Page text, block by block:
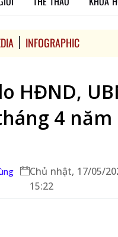
INFOGRAPHIC
HĐND,
4 năm
Chủ nhật, 17/05/
15:22